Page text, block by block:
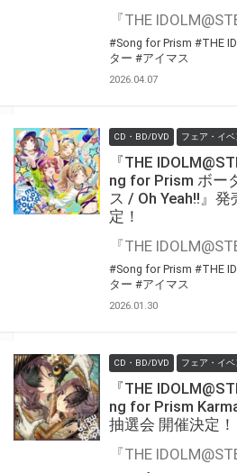
#Song for Prism #THE
ター #アイマス
2026.04.07
CD・BD/DVD フェア・イベ
『THE
ng for Prism ボー
ス / Oh Yeah!!』
定！
#Song for Prism #THE
ター #アイマス
2026.01.30
CD・BD/DVD フェア・イベ
『THE
ng for Prism
抽選会 開催決定！